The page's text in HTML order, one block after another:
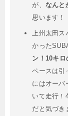
が、 なんと
思います！
上州太田ス
かった
ン！ 10キロ
ペースは引
にはオーバ
いて走行！
だと気づき